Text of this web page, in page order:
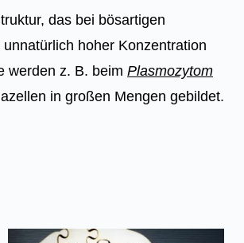
das bei bösartigen
hoher Konzentration
werden z. B. beim Plasmozytom
in großen Mengen gebildet.